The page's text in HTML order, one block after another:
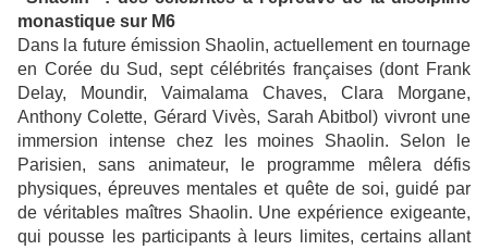
monastique sur M6
Dans la future émission Shaolin, actuellement en tournage
en Corée du Sud, sept célébrités françaises (dont Frank
Delay, Moundir, Vaimalama Chaves, Clara Morgane,
Anthony Colette, Gérard Vivès, Sarah Abitbol) vivront une
immersion intense chez les moines Shaolin. Selon le
Parisien, sans animateur, le programme mêlera défis
physiques, épreuves mentales et quête de soi, guidé par
de véritables maîtres Shaolin. Une expérience exigeante,
qui pousse les participants à leurs limites, certains allant